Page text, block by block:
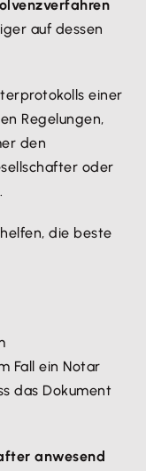
auf dessen
einer
Regelungen,
den
oder
die beste
Fall ein Notar
das Dokument
anwesend